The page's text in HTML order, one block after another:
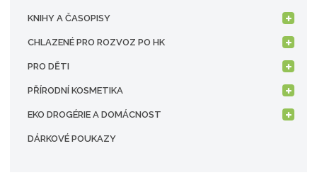
KNIHY A ČASOPISY
CHLAZENÉ PRO ROZVOZ PO HK
PRO DĚTI
PŘÍRODNÍ KOSMETIKA
EKO DROGÉRIE A DOMÁCNOST
DÁRKOVÉ POUKAZY